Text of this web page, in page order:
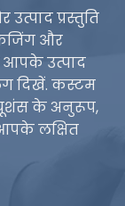
प्रस्तुति
और
आपके उत्पाद
दिखें. कस्टम
के अनुरूप,
लक्षित